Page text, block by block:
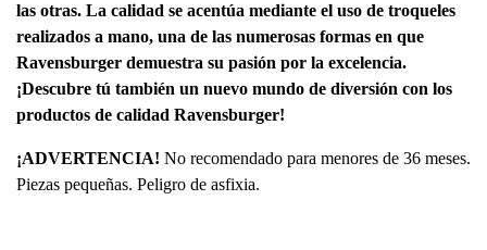
las otras. La calidad se acentúa mediante el uso de troqueles
realizados a mano, una de las numerosas formas en que
Ravensburger demuestra su pasión por la excelencia.
¡Descubre tú también un nuevo mundo de diversión con los
productos de calidad Ravensburger!
¡ADVERTENCIA! No recomendado para menores de 36 meses.
Piezas pequeñas. Peligro de asfixia.